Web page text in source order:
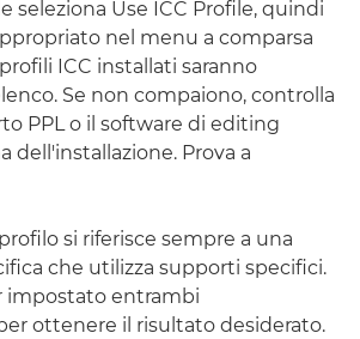
seleziona Use ICC Profile, quindi
nel menu a comparsa
ICC installati saranno
Se non compaiono, controlla
PPL o il software di editing
dell'installazione. Prova a
si riferisce sempre a una
che utilizza supporti specifici.
impostato entrambi
ottenere il risultato desiderato.